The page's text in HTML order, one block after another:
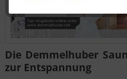
Die Demmelhuber
zur Entspannung